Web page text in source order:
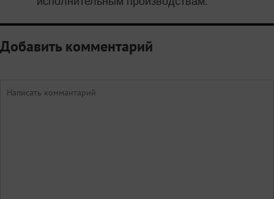
Добавить комментарий